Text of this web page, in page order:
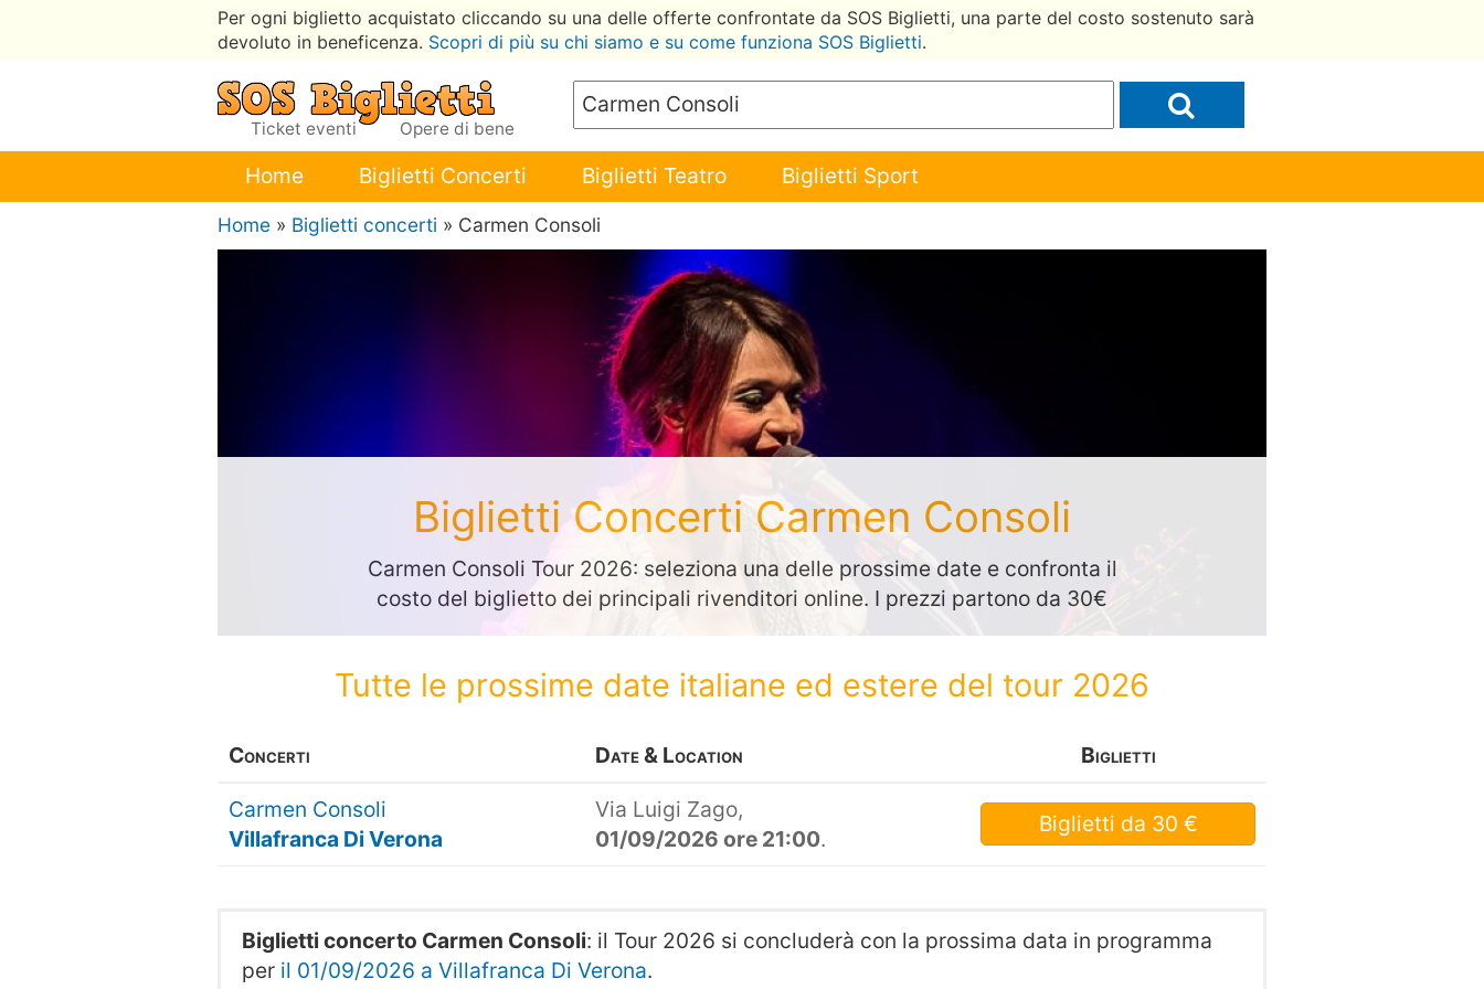
Per ogni biglietto acquistato cliccando su una delle offerte confrontate da SOS Biglietti, una parte del costo sostenuto sarà
devoluto in beneficenza. Scopri di più su chi siamo e su come funziona SOS Biglietti.
Ticket eventi Opere di bene
Home Biglietti Concerti Biglietti Teatro Biglietti Sport
Home » Biglietti concerti » Carmen Consoli
Biglietti Concerti Carmen Consoli
Carmen Consoli Tour 2026: seleziona una delle prossime date e confronta il
costo del biglietto dei principali rivenditori online. I prezzi partono da 30€
Tutte le prossime date italiane ed estere del tour 2026
Concerti Date & Location Biglietti
Carmen Consoli
Villafranca Di Verona
Via Luigi Zago,
01/09/2026 ore 21:00.
Biglietti da 30 €
Biglietti concerto Carmen Consoli: il Tour 2026 si concluderà con la prossima data in programma
per il 01/09/2026 a Villafranca Di Verona.